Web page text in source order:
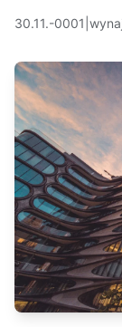
30.11.-0001